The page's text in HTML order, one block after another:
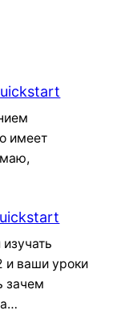
имеет
и ваши уроки
зачем